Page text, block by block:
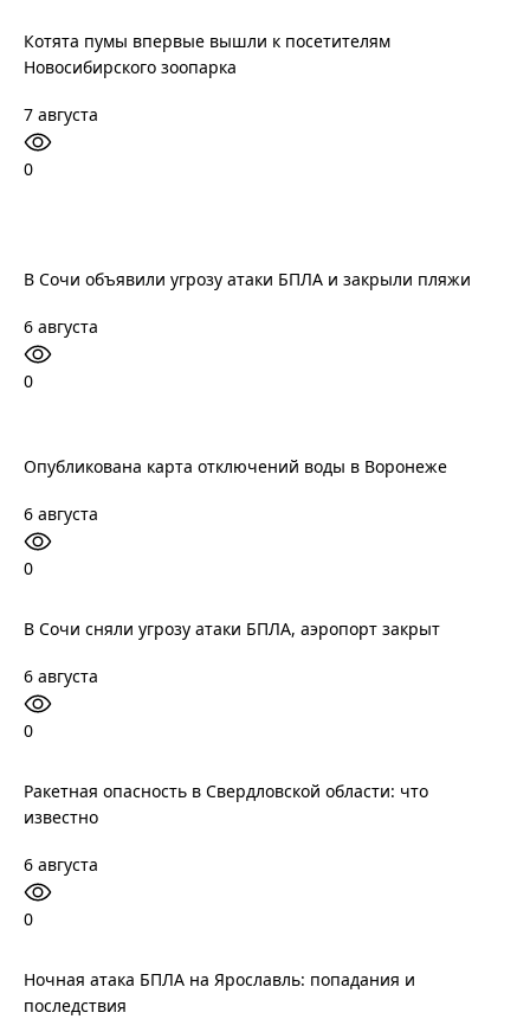
Котята пумы впервые вышли к посетителям
Новосибирского зоопарка
7 августа
0
В Сочи объявили угрозу атаки БПЛА и закрыли пляжи
6 августа
0
Опубликована карта отключений воды в Воронеже
6 августа
0
В Сочи сняли угрозу атаки БПЛА, аэропорт закрыт
6 августа
0
Ракетная опасность в Свердловской области: что
известно
6 августа
0
Ночная атака БПЛА на Ярославль: попадания и
последствия